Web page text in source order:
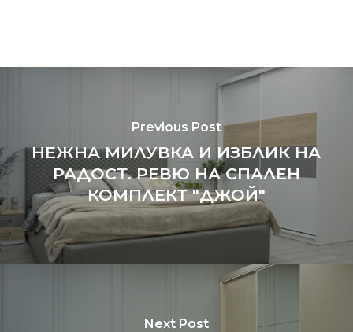
Previous Post
НЕЖНА МИЛУВКА И ИЗБЛИК НА
РАДОСТ. РЕВЮ НА СПАЛЕН
КОМПЛЕКТ "ДЖОЙ"
Next Post